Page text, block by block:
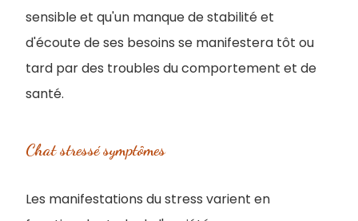
sensible et qu'un manque de stabilité et
d'écoute de ses besoins se manifestera tôt ou
tard par des troubles du comportement et de
santé.
Chat stressé symptômes
Les manifestations du stress varient en